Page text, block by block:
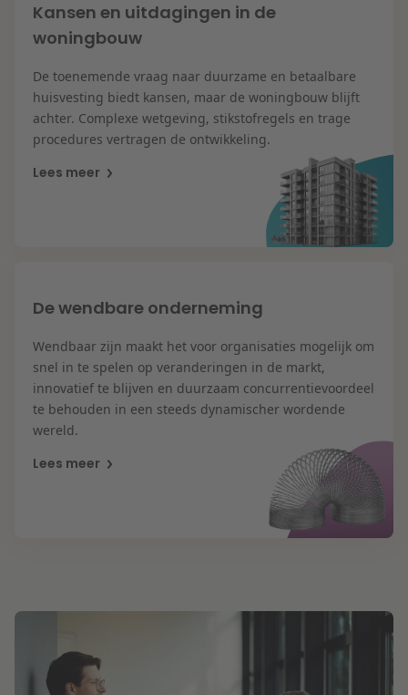
Kansen en uitdagingen in de
woningbouw
De toenemende vraag naar duurzame en betaalbare
huisvesting biedt kansen, maar de woningbouw blijft
achter. Complexe wetgeving, stikstofregels en trage
procedures vertragen de ontwikkeling.
Lees meer
De wendbare onderneming
Wendbaar zijn maakt het voor organisaties mogelijk om
snel in te spelen op veranderingen in de markt,
innovatief te blijven en duurzaam concurrentievoordeel
te behouden in een steeds dynamischer wordende
wereld.
Lees meer